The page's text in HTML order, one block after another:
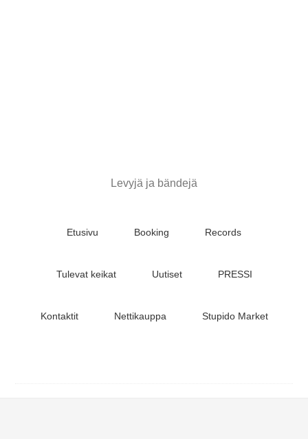
Levyjä ja bändejä
Etusivu Booking Records
Tulevat keikat Uutiset PRESSI
Kontaktit Nettikauppa Stupido Market